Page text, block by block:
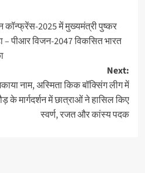
कॉन्फ्रेंस-2025 में मुख्यमंत्री पुष्कर
– पीआर विजन-2047 विकसित भारत
Next:
नाम, अस्मिता किक बॉक्सिंग लीग में
के मार्गदर्शन में छात्राओं ने हासिल किए
स्वर्ण, रजत और कांस्य पदक